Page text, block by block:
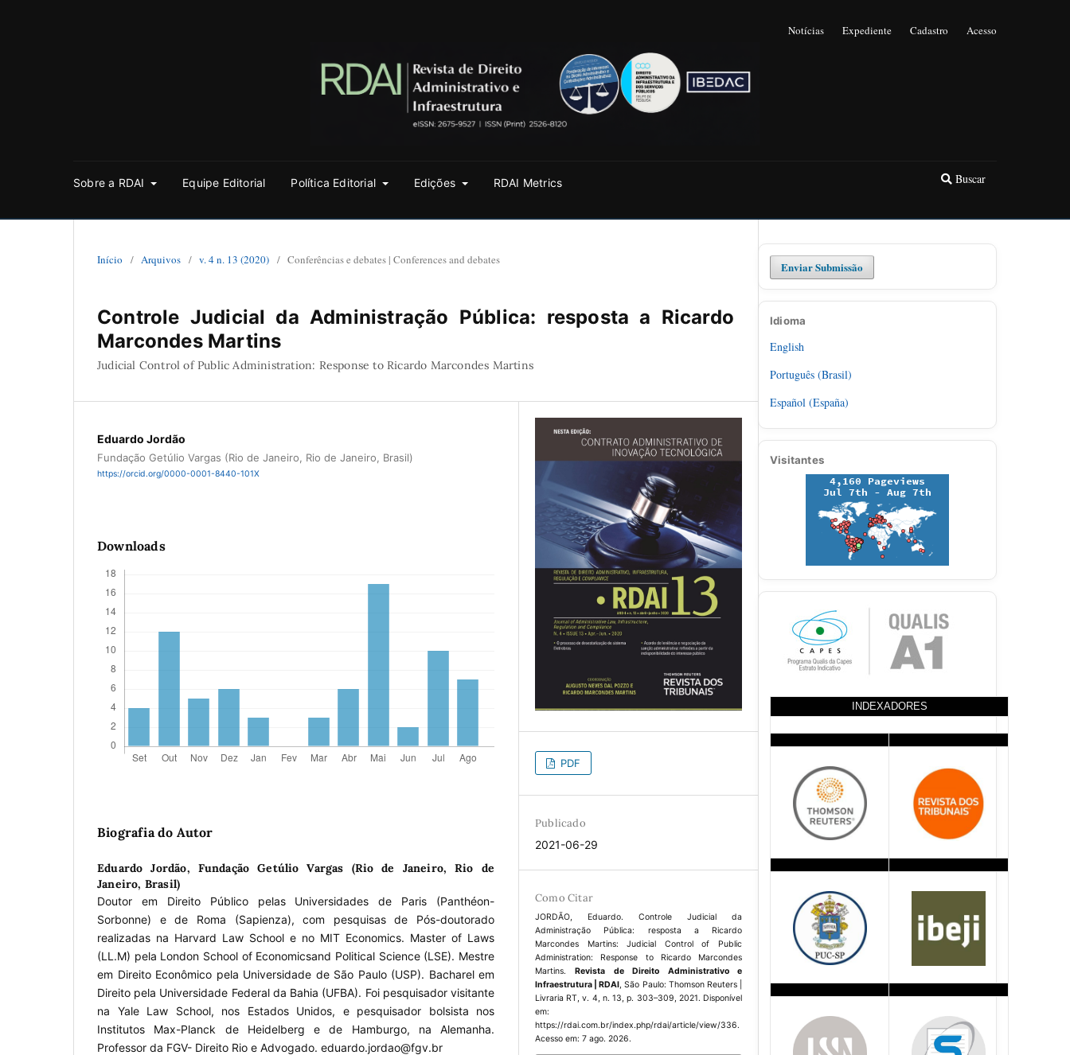
Sobre a RDAI Equipe Editorial Política Editorial Edições RDAI Metrics Buscar
Notícias Expediente Cadastro Acesso
Início / Arquivos / v. 4 n. 13 (2020) / Conferências e debates | Conferences and debates
Controle Judicial da Administração Pública: resposta a Ricardo
Marcondes Martins
Judicial Control of Public Administration: Response to Ricardo Marcondes Martins
Eduardo Jordão
Fundação Getúlio Vargas (Rio de Janeiro, Rio de Janeiro, Brasil)
https://orcid.org/0000-0001-8440-101X
Downloads
Biografia do Autor
Eduardo Jordão, Fundação Getúlio Vargas (Rio de Janeiro, Rio de
Janeiro, Brasil)
Doutor em Direito Público pelas Universidades de Paris (Panthéon-
Sorbonne) e de Roma (Sapienza), com pesquisas de Pós-doutorado
realizadas na Harvard Law School e no MIT Economics. Master of Laws
(LL.M) pela London School of Economicsand Political Science (LSE). Mestre
em Direito Econômico pela Universidade de São Paulo (USP). Bacharel em
Direito pela Universidade Federal da Bahia (UFBA). Foi pesquisador visitante
na Yale Law School, nos Estados Unidos, e pesquisador bolsista nos
Institutos Max-Planck de Heidelberg e de Hamburgo, na Alemanha.
Professor da FGV- Direito Rio e Advogado. eduardo.jordao@fgv.br
PDF
Publicado
2021-06-29
Como Citar
JORDÃO, Eduardo. Controle Judicial da
Administração Pública: resposta a Ricardo
Marcondes Martins: Judicial Control of Public
Administration: Response to Ricardo Marcondes
Martins.Revista de Direito Administrativo e
Infraestrutura | RDAI, São Paulo: Thomson Reuters |
Livraria RT, v. 4, n. 13, p. 303–309, 2021. Disponível
em:
https://rdai.com.br/index.php/rdai/article/view/336.
Acesso em: 7 ago. 2026.
Enviar Submissão
Idioma
English
Português (Brasil)
Español (España)
Visitantes
INDEXADORES